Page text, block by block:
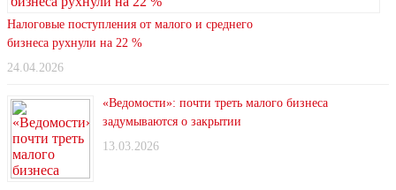
Налоговые поступления от малого и среднего
бизнеса рухнули на 22 %
24.04.2026
«Ведомости»: почти треть малого бизнеса
задумываются о закрытии
13.03.2026